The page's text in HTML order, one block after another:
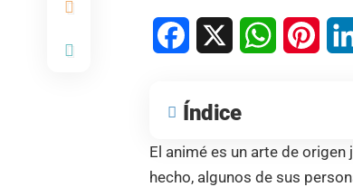
Facebook WhatsApp
Índice
El animé es un arte de
hecho, algunos de sus